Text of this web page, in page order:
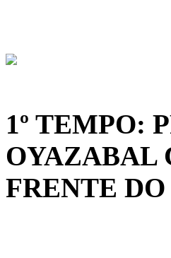
1º TEMPO:
OYAZABAL
FRENTE